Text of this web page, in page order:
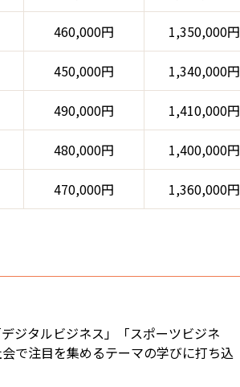
460,000円 1,350,000円
450,000円 1,340,000円
490,000円 1,410,000円
480,000円 1,400,000円
470,000円 1,360,000円
ジタルビジネス」「スポーツビジネ
で注目を集めるテーマの学びに打ち込